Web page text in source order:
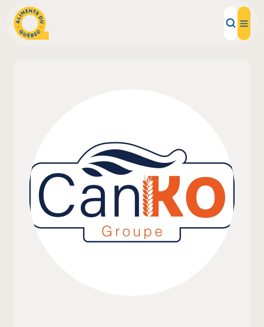
Inspirations d'ici
Restaurants
Institutions
À propos